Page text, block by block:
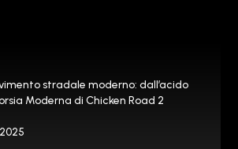
stradale moderno: dall’acido
Moderna di Chicken Road 2